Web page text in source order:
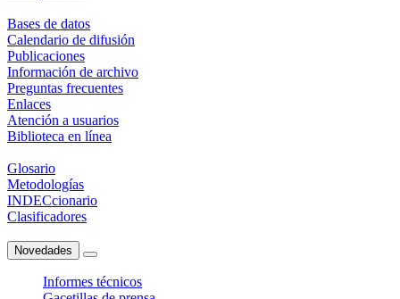
Bases de datos
Calendario de difusión
Publicaciones
Información de archivo
Preguntas frecuentes
Enlaces
Atención a usuarios
Biblioteca en línea
Glosario
Metodologías
INDECcionario
Clasificadores
Novedades
Informes técnicos